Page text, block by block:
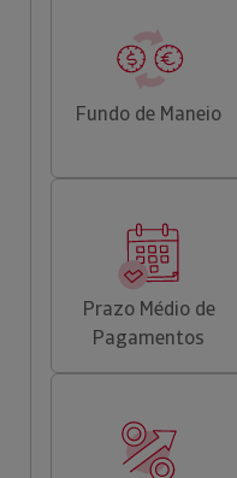
Fundo de Maneio
Prazo Médio de
Pagamentos